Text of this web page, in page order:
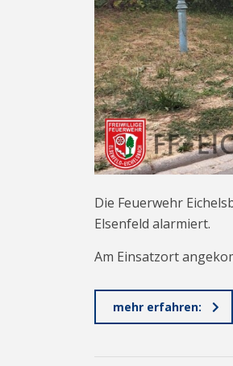
Die Feuerwehr
Elsenfeld alarmiert.
Am Einsatzort
mehr erfahren: